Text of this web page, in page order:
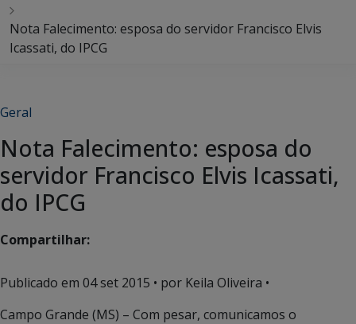
Nota Falecimento: esposa do servidor Francisco Elvis
Icassati, do IPCG
Geral
Nota Falecimento: esposa do
servidor Francisco Elvis Icassati,
do IPCG
Compartilhar:
Publicado em 04 set 2015 • por Keila Oliveira •
Campo Grande (MS) – Com pesar, comunicamos o